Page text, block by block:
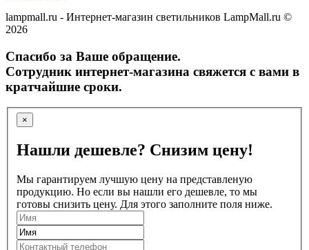
lampmall.ru - Интернет-магазин светильников LampMall.ru ©
2026
Спасибо за Ваше обращение.
Сотрудник интернет-магазина свяжется с вами в
кратчайшие сроки.
×
Нашли дешевле? Снизим цену!
Мы гарантируем лучшую цену на представленую
продукцию. Но если вы нашли его дешевле, то мы
готовы снизить цену. Для этого заполните поля ниже.